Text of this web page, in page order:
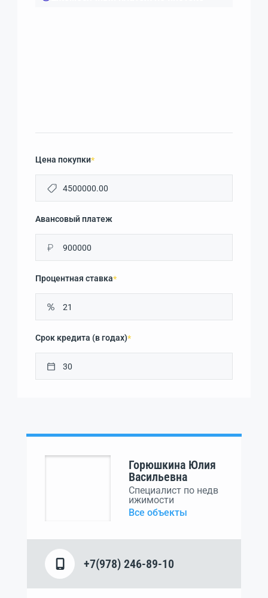
Цена покупки*
Авансовый платеж
₽
Процентная ставка*
Срок кредита (в годах)*
Горюшкина Юлия
Васильевна
Специалист по недв
ижимости
Все объекты
+7(978) 246-89-10